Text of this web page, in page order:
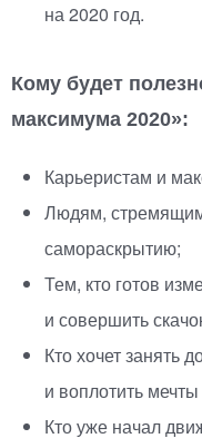
на 2020 год.
Кому будет
максимума 2020»:
Карьеристам и
Людям,
самораскрытию;
Тем, кто готов
и совершить
Кто хочет занять
и воплотить
Кто уже начал